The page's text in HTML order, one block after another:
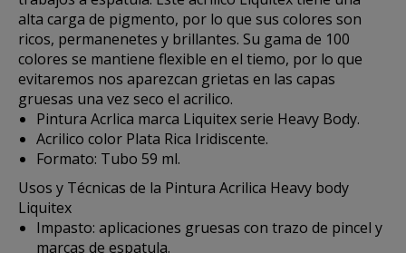
alta carga de pigmento, por lo que sus colores son
ricos, permanenetes y brillantes. Su gama de 100
colores se mantiene flexible en el tiemo, por lo que
evitaremos nos aparezcan grietas en las capas
gruesas una vez seco el acrilico.
Pintura Acrlica marca Liquitex serie Heavy Body.
Acrilico color Plata Rica Iridiscente.
Formato: Tubo 59 ml.
Usos y Técnicas de la Pintura Acrilica Heavy body
Liquitex
Impasto: aplicaciones gruesas con trazo de pincel y
marcas de espatula.